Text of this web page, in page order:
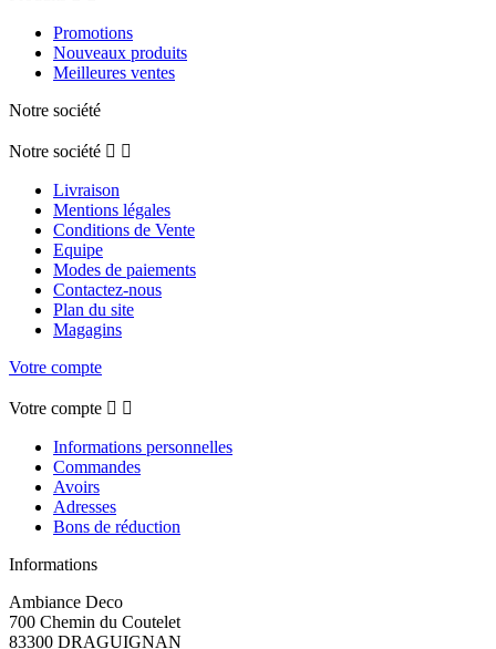
Promotions
Nouveaux produits
Meilleures ventes
Notre société
Notre société  
Livraison
Mentions légales
Conditions de Vente
Equipe
Modes de paiements
Contactez-nous
Plan du site
Magagins
Votre compte
Votre compte  
Informations personnelles
Commandes
Avoirs
Adresses
Bons de réduction
Informations
Ambiance Deco
700 Chemin du Coutelet
83300 DRAGUIGNAN